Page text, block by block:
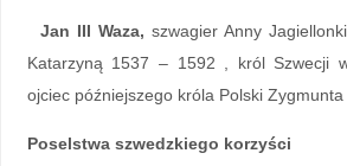
Jan III Waza,szwagier Anny
Katarzyną 1537 – 1592 , król Szwecji
ojciec późniejszego króla Polski Zygmunta
Poselstwa szwedzkiego korzyści